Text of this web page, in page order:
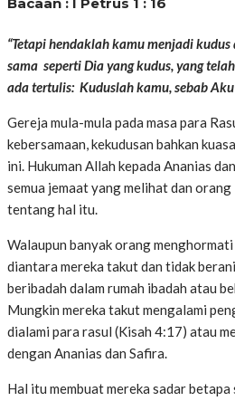
“Tetapi hendaklah kamu menjadi
sama seperti Dia yang kudus, yang
ada tertulis: Kuduslah kamu, sebab
Gereja mula-mula pada masa para
kebersamaan, kekudusan bahkan
ini. Hukuman Allah kepada Ananias
semua jemaat yang melihat dan
tentang hal itu.
Walaupun banyak orang
diantara mereka takut dan tidak
beribadah dalam rumah ibadah atau
Mungkin mereka takut mengalami
dialami para rasul (Kisah 4:17) atau
dengan Ananias dan Safira.
Hal itu membuat mereka sadar